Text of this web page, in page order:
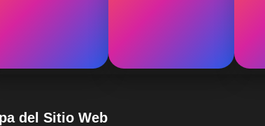
del Sitio Web